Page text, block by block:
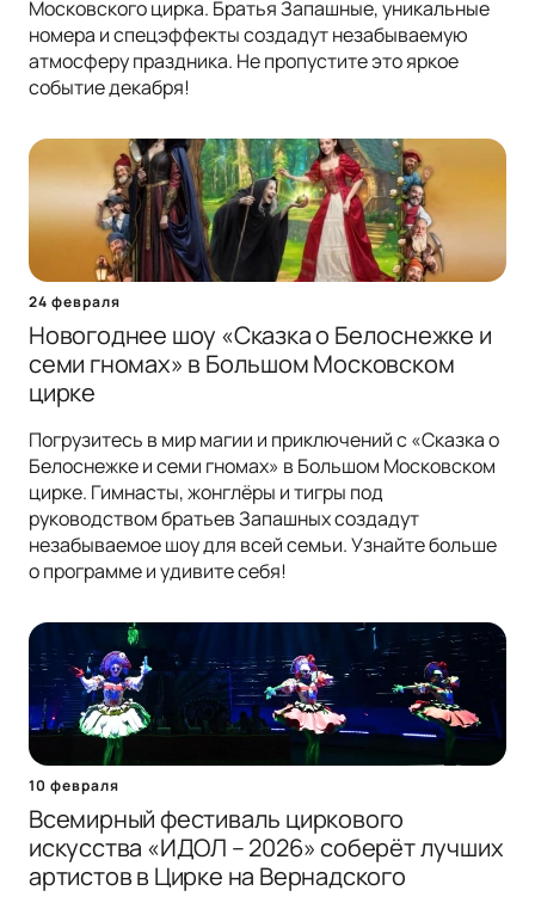
Московского цирка. Братья Запашные, уникальные
номера и спецэффекты создадут незабываемую
атмосферу праздника. Не пропустите это яркое
событие декабря!
24 февраля
Новогоднее шоу «Сказка о Белоснежке и
семи гномах» в Большом Московском
цирке
Погрузитесь в мир магии и приключений с «Сказка о
Белоснежке и семи гномах» в Большом Московском
цирке. Гимнасты, жонглёры и тигры под
руководством братьев Запашных создадут
незабываемое шоу для всей семьи. Узнайте больше
о программе и удивите себя!
10 февраля
Всемирный фестиваль циркового
искусства «ИДОЛ – 2026» соберёт лучших
артистов в Цирке на Вернадского